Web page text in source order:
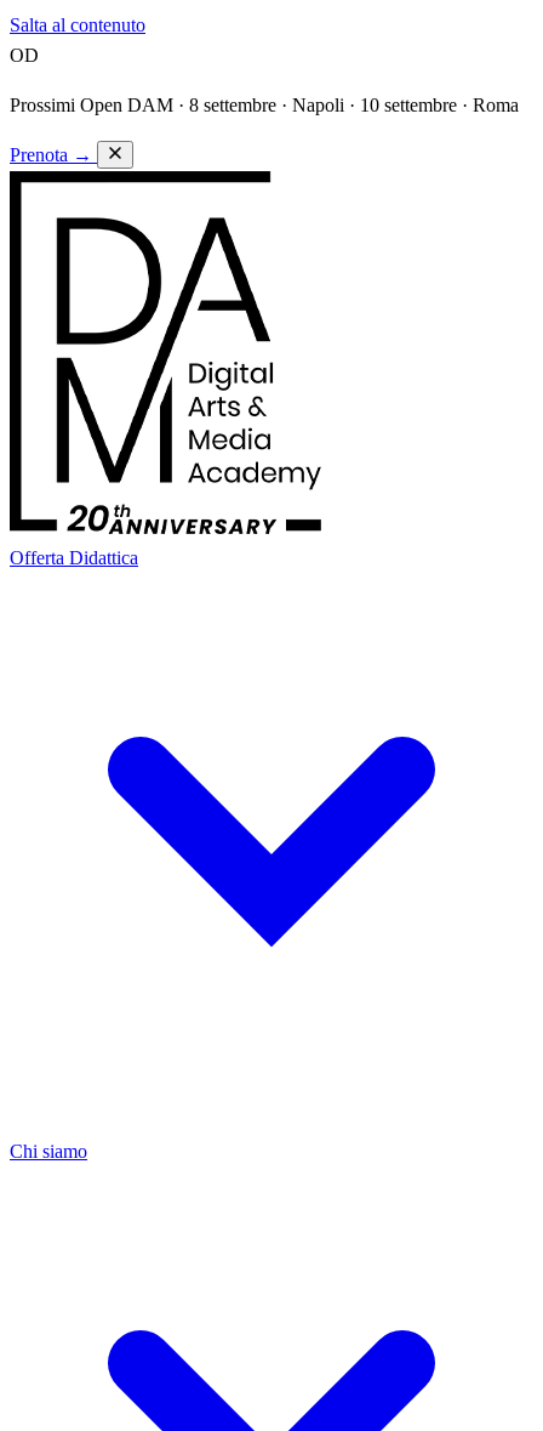
Salta al contenuto
OD
Prossimi Open DAM · 8 settembre · Napoli · 10 settembre · Roma
Prenota →
Offerta Didattica
Chi siamo